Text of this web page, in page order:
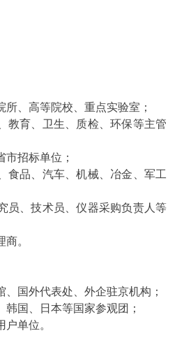
所、高等院校、重点实验室；
教育、卫生、质检、环保等主管
市招标单位；
食品、汽车、机械、冶金、军工
员、技术员、仪器采购负责人等
商。
、国外代表处、外企驻京机构；
韩国、日本等国家参观团；
户单位。